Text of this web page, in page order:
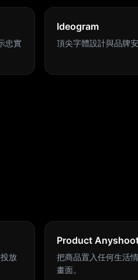
忠實
Ideogram
頂尖字體設計與品牌
放
Product
把商品置入任何生活
畫面。